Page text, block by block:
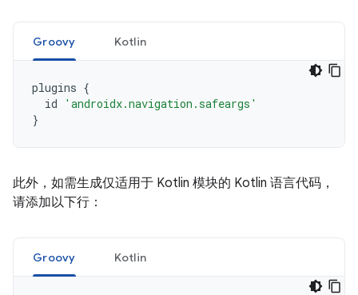
Groovy Kotlin
plugins {
id
'androidx.navigation.safeargs'
}
此外，如需生成仅适用于 Kotlin 模块的 Kotlin 语言代码，
请添加以下行：
Groovy Kotlin